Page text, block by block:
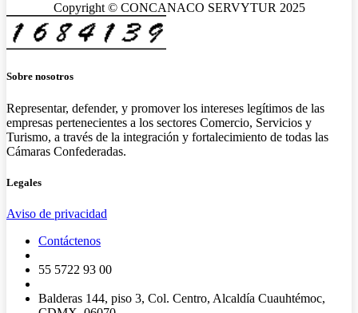
Copyright © CONCANACO SERVYTUR 2025
Sobre nosotros
Representar, defender, y promover los intereses legítimos de las
empresas pertenecientes a los sectores Comercio, Servicios y
Turismo, a través de la integración y fortalecimiento de todas las
Cámaras Confederadas.
Legales
Aviso de privacidad
Contáctenos
55 5722 93 00
Balderas 144, piso 3, Col. Centro, Alcaldía Cuauhtémoc,